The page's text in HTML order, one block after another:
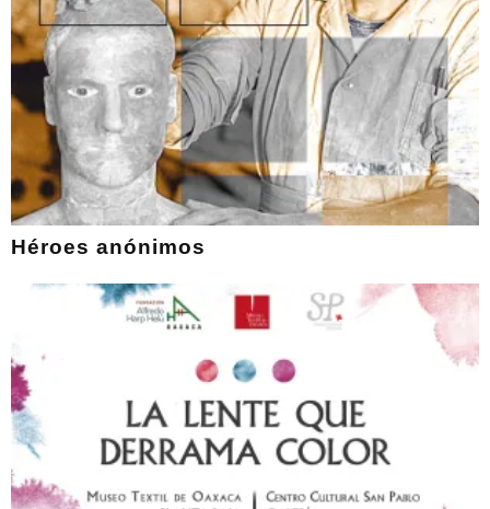
Héroes anónimos